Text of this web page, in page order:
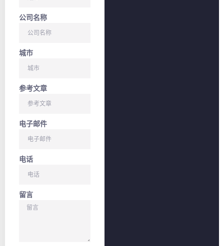
公司名称
城市
参考文章
电子邮件
电话
留言